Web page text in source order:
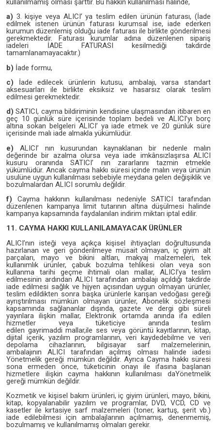
kullanılmamış olması şarttır. Bu hakkın kullanılması halinde,
a) 3. kişiye veya ALICI’ ya teslim edilen ürünün faturası, (İade
edilmek istenen ürünün faturası kurumsal ise, iade ederken
kurumun düzenlemiş olduğu iade faturası ile birlikte gönderilmesi
gerekmektedir. Faturası kurumlar adına düzenlenen sipariş
iadeleri İADE FATURASI kesilmediği takdirde
tamamlanamayacaktır.)
b) İade formu,
c) İade edilecek ürünlerin kutusu, ambalajı, varsa standart
aksesuarları ile birlikte eksiksiz ve hasarsız olarak teslim
edilmesi gerekmektedir.
d) SATICI, cayma bildiriminin kendisine ulaşmasından itibaren en
geç 10 günlük süre içerisinde toplam bedeli ve ALICI’yı borç
altına sokan belgeleri ALICI’ ya iade etmek ve 20 günlük süre
içerisinde malı iade almakla yükümlüdür.
e) ALICI’ nın kusurundan kaynaklanan bir nedenle malın
değerinde bir azalma olursa veya iade imkânsızlaşırsa ALICI
kusuru oranında SATICI’ nın zararlarını tazmin etmekle
yükümlüdür. Ancak cayma hakkı süresi içinde malın veya ürünün
usulüne uygun kullanılması sebebiyle meydana gelen değişiklik ve
bozulmalardan ALICI sorumlu değildir.
f) Cayma hakkının kullanılması nedeniyle SATICI tarafından
düzenlenen kampanya limit tutarının altına düşülmesi halinde
kampanya kapsamında faydalanılan indirim miktarı iptal edilir.
11. CAYMA HAKKI KULLANILAMAYACAK ÜRÜNLER
ALICI’nın isteği veya açıkça kişisel ihtiyaçları doğrultusunda
hazırlanan ve geri gönderilmeye müsait olmayan, iç giyim alt
parçaları, mayo ve bikini altları, makyaj malzemeleri, tek
kullanımlık ürünler, çabuk bozulma tehlikesi olan veya son
kullanma tarihi geçme ihtimali olan mallar, ALICI’ya teslim
edilmesinin ardından ALICI tarafından ambalajı açıldığı takdirde
iade edilmesi sağlık ve hijyen açısından uygun olmayan ürünler,
teslim edildikten sonra başka ürünlerle karışan vedoğası gereği
ayrıştırılması mümkün olmayan ürünler, Abonelik sözleşmesi
kapsamında sağlananlar dışında, gazete ve dergi gibi süreli
yayınlara ilişkin mallar, Elektronik ortamda anında ifa edilen
hizmetler veya tüketiciye anında teslim
edilen gayrimaddi mallar,ile ses veya görüntü kayıtlarının, kitap,
dijital içerik, yazılım programlarının, veri kaydedebilme ve veri
depolama cihazlarının, bilgisayar sarf malzemelerinin,
ambalajının ALICI tarafından açılmış olması halinde iadesi
Yönetmelik gereği mümkün değildir. Ayrıca Cayma hakkı süresi
sona ermeden önce, tüketicinin onayı ile ifasına başlanan
hizmetlere ilişkin cayma hakkının kullanılması daYönetmelik
gereği mümkün değildir.
Kozmetik ve kişisel bakım ürünleri, iç giyim ürünleri, mayo, bikini,
kitap, kopyalanabilir yazılım ve programlar, DVD, VCD, CD ve
kasetler ile kırtasiye sarf malzemeleri (toner, kartuş, şerit vb.)
iade edilebilmesi için ambalajlarının açılmamış, denenmemiş,
bozulmamış ve kullanılmamış olmaları gerekir.